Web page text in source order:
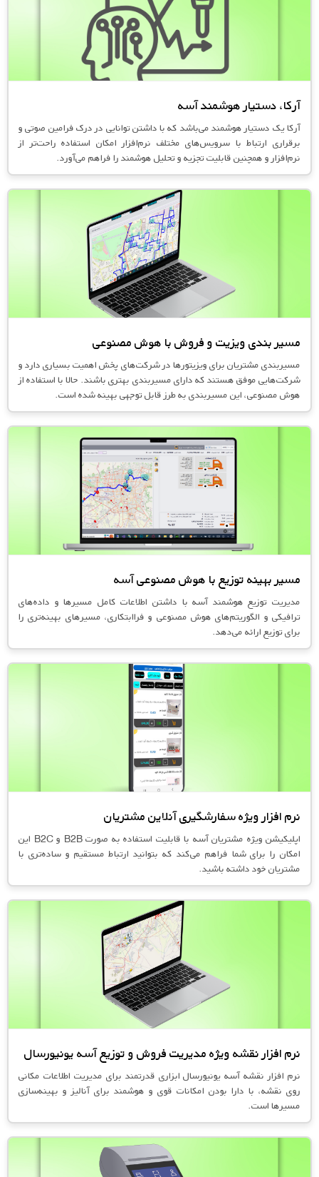
آرکا، دستیار هوشمند آسه
آرکا یک دستیار هوشمند می‌باشد که با داشتن توانایی در درک فرامین صوتی و
برقراری ارتباط با سرویس‌های مختلف نرم‌افزار امکان استفاده راحت‌تر از
نرم‌افزار و همچنین قابلیت تجزیه و تحلیل هوشمند را فراهم می‌آورد.
مسیر بندی ویزیت و فروش با هوش مصنوعی
مسیربندی مشتریان برای ویزیتورها در شرکت‌های پخش اهمیت بسیاری دارد و
شرکت‌هایی موفق هستند که دارای مسیربندی بهتری باشند. حالا با استفاده از
هوش مصنوعی، این مسیربندی به طرز قابل توجهی بهینه شده است.
مسیر بهینه توزیع با هوش مصنوعی آسه
مدیریت توزیع هوشمند آسه با داشتن اطلاعات کامل مسیرها و داده‌های
ترافیکی و الگوریتم‌های هوش مصنوعی و فراابتکاری، مسیرهای بهینه‌تری را
برای توزیع ارائه می‌دهد.
نرم افزار ویژه سفارشگیری آنلاین مشتریان
اپلیکیشن ویژه مشتریان آسه با قابلیت استفاده به صورت B2B و B2C این
امکان را برای شما فراهم می‌کند که بتوانید ارتباط مستقیم و ساده‌تری با
مشتریان خود داشته باشید.
نرم افزار نقشه ویژه مدیریت فروش و توزیع آسه یونیورسال
نرم افزار نقشه آسه یونیورسال ابزاری قدرتمند برای مدیریت اطلاعات مکانی
روی نقشه، با دارا بودن امکانات قوی و هوشمند برای آنالیز و بهینه‌سازی
مسیرها است.